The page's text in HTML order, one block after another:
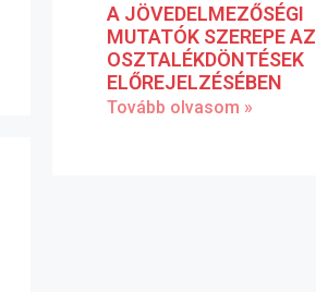
A JÖVEDELMEZŐSÉGI
MUTATÓK SZEREPE AZ
OSZTALÉKDÖNTÉSEK
ELŐREJELZÉSÉBEN
Tovább olvasom »